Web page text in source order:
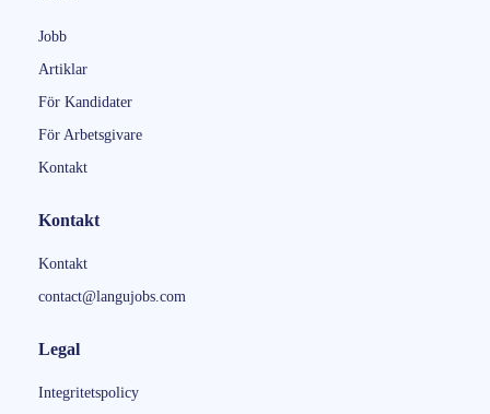
Jobb
Artiklar
För Kandidater
För Arbetsgivare
Kontakt
Kontakt
Kontakt
contact@langujobs.com
Legal
Integritetspolicy